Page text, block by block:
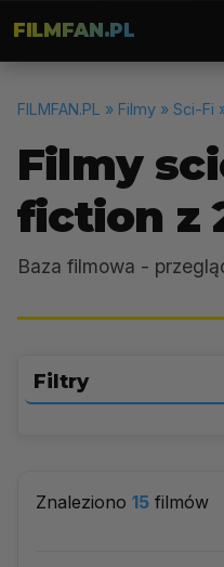
FILMFAN.PL
FILMFAN.PL » Filmy » Sci-Fi
Filmy
fiction z
Baza filmowa -
Filtry
Znaleziono 15 filmów